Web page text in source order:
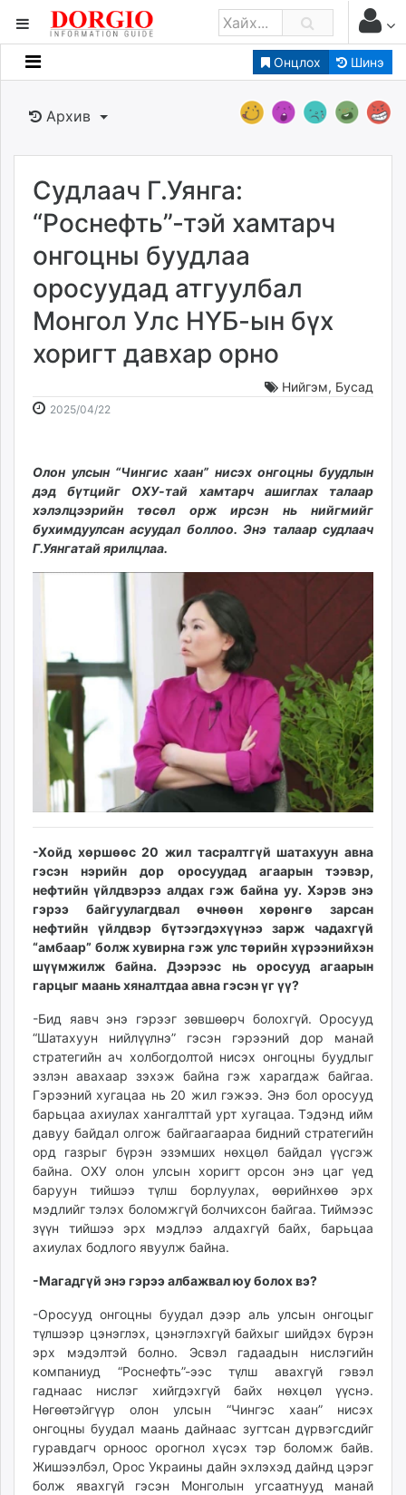
Онцлох Шинэ
Мэдээллийн
Банк санхүү
Бизнес ААН
Төрийн
Нийслэлийн
dorgio.mn
Gogo.mn
caak.mn
news.mn
zindaa.mn
tovch.mn
Livetv.mn
Eguur.mn
24tsag.mn
shuud.mn
eagle.mn
mminfo.mn
ugluu.mn
urlag.mn
unen.mn
asu.mn
shudarga.mn
shuurhai.mn
unuudur.mn
isee.mn
mglradio.com
fact.mn
itoim.mn
tumen.mn
shuum.mn
times.mn
mass.mn
unegui.mn
assa.mn
toim.mn
tac.mn
paparazzi.mn
unread.today
Архив
Судлаач Г.Уянга:
“Роснефть”-тэй хамтарч
онгоцны буудлаа
оросуудад атгуулбал
Монгол Улс НҮБ-ын бүх
хоригт давхар орно
Нийгэм, Бусад
2025/04/22
12:00:33
21:51:14
Олон улсын “Чингис хаан” нисэх онгоцны буудлын
дэд бүтцийг ОХУ-тай хамтарч ашиглах талаар
хэлэлцээрийн төсөл орж ирсэн нь нийгмийг
бухимдуулсан асуудал боллоо. Энэ талаар судлаач
Г.Уянгатай ярилцлаа.
-Хойд хөршөөс 20 жил тасралтгүй шатахуун авна
гэсэн нэрийн дор оросуудад агаарын тээвэр,
нефтийн үйлдвэрээ алдах гэж байна уу. Хэрэв энэ
гэрээ байгуулагдвал өчнөөн хөрөнгө зарсан
нефтийн үйлдвэр бүтээгдэхүүнээ зарж чадахгүй
“амбаар” болж хувирна гэж улс төрийн хүрээнийхэн
шүүмжилж байна. Дээрээс нь оросууд агаарын
гарцыг маань хяналтдаа авна гэсэн үг үү?
-Бид яавч энэ гэрээг зөвшөөрч болохгүй. Оросууд
“Шатахуун нийлүүлнэ” гэсэн гэрээний дор манай
стратегийн ач холбогдолтой нисэх онгоцны буудлыг
эзлэн авахаар зэхэж байна гэж харагдаж байгаа.
Гэрээний хугацаа нь 20 жил гэжээ. Энэ бол оросууд
барьцаа ахиулах хангалттай урт хугацаа. Тэдэнд ийм
давуу байдал олгож байгаагаараа бидний стратегийн
орд газрыг бүрэн эзэмших нөхцөл байдал үүсгэж
байна. ОХУ олон улсын хоригт орсон энэ цаг үед
баруун тийшээ түлш борлуулах, өөрийнхөө эрх
мэдлийг тэлэх боломжгүй болчихсон байгаа. Тиймээс
зүүн тийшээ эрх мэдлээ алдахгүй байх, барьцаа
ахиулах бодлого явуулж байна.
-Магадгүй энэ гэрээ албажвал юу болох вэ?
-Оросууд онгоцны буудал дээр аль улсын онгоцыг
түлшээр цэнэглэх, цэнэглэхгүй байхыг шийдэх бүрэн
эрх мэдэлтэй болно. Эсвэл гадаадын нислэгийн
компаниуд “Роснефть”-ээс түлш авахгүй гэвэл
гаднаас нислэг хийгдэхгүй байх нөхцөл үүснэ.
Нөгөөтэйгүүр олон улсын “Чингэс хаан” нисэх
онгоцны буудал маань дайнаас зугтсан дүрвэгсдийг
гуравдагч орноос орогнол хүсэх тэр боломж байв.
Жишээлбэл, Орос Украины дайн эхлэхэд дайнд цэрэг
болж явахгүй гэсэн Монголын угсаатнууд манай